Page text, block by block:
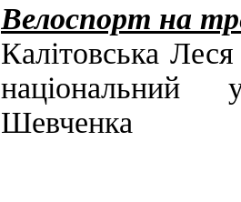
Велоспорт на
національний
Шевченка